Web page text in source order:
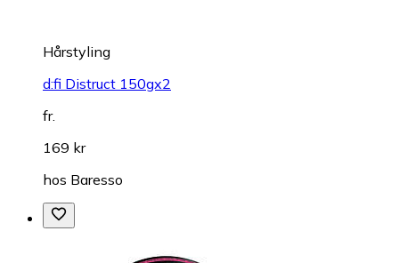
Hårstyling
d:fi Distruct 150gx2
fr.
169 kr
hos Baresso